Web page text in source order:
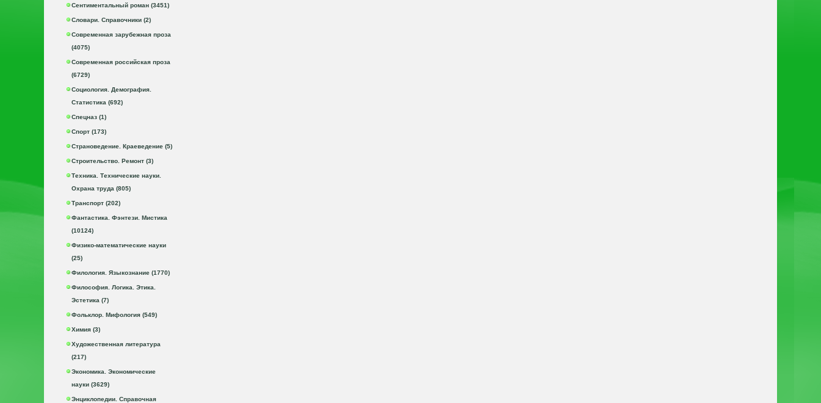
Сентиментальный роман (3451)
Словари. Справочники (2)
Современная зарубежная проза
(4075)
Современная российская проза
(6729)
Социология. Демография.
Статистика (692)
Спецназ (1)
Спорт (173)
Страноведение. Краеведение (5)
Строительство. Ремонт (3)
Техника. Технические науки.
Охрана труда (805)
Транспорт (202)
Фантастика. Фэнтези. Мистика
(10124)
Физико-математические науки
(25)
Филология. Языкознание (1770)
Философия. Логика. Этика.
Эстетика (7)
Фольклор. Мифология (549)
Химия (3)
Художественная литература
(217)
Экономика. Экономические
науки (3629)
Энциклопедии. Справочная